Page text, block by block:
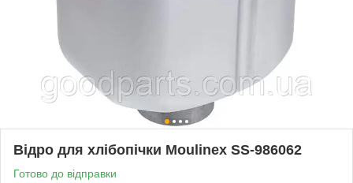
Відро для хлібопічки Moulinex SS-986062
Готово до відправки